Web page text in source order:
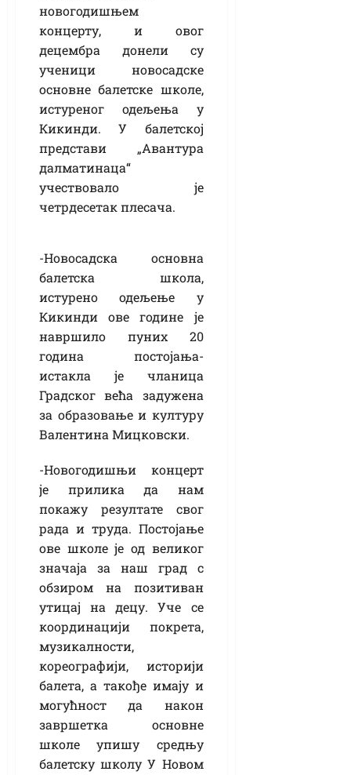
новогодишњем
концерту, и овог
децембра донели су
ученици новосадске
основне балетске школе,
истуреног одељења у
Кикинди. У балетској
представи „Авантура
далматинаца“
учествовало је
четрдесетак плесача.
-Новосадска основна
балетска школа,
истурено одељење у
Кикинди ове године је
навршило пуних 20
година постојања-
истакла је чланица
Градског већа задужена
за образовање и културу
Валентина Мицковски.
-Новогодишњи концерт
је прилика да нам
покажу резултате свог
рада и труда. Постојање
ове школе је од великог
значаја за наш град с
обзиром на позитиван
утицај на децу. Уче се
координацији покрета,
музикалности,
кореографији, историји
балета, а такође имају и
могућност да након
завршетка основне
школе упишу средњу
балетску школу У Новом